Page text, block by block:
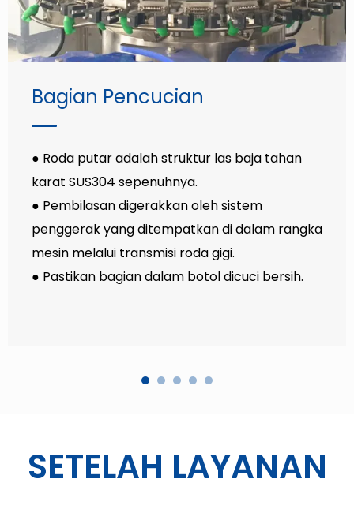
Bagian Pencucian
● Roda putar adalah struktur las baja tahan
karat SUS304 sepenuhnya.
● Pembilasan digerakkan oleh sistem
penggerak yang ditempatkan di dalam rangka
mesin melalui transmisi roda gigi.
● Pastikan bagian dalam botol dicuci bersih.
SETELAH LAYANAN